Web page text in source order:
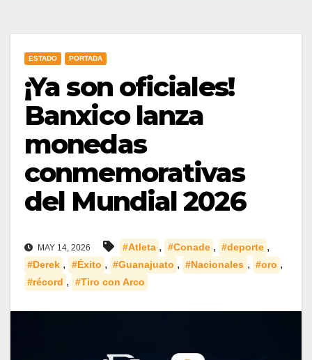
ESTADO PORTADA
¡Ya son oficiales!
Banxico lanza
monedas
conmemorativas
del Mundial 2026
MAY 14, 2026 #Atleta , #Conade , #deporte ,
#Derek , #Éxito , #Guanajuato , #Nacionales , #oro ,
#récord , #Tiro con Arco